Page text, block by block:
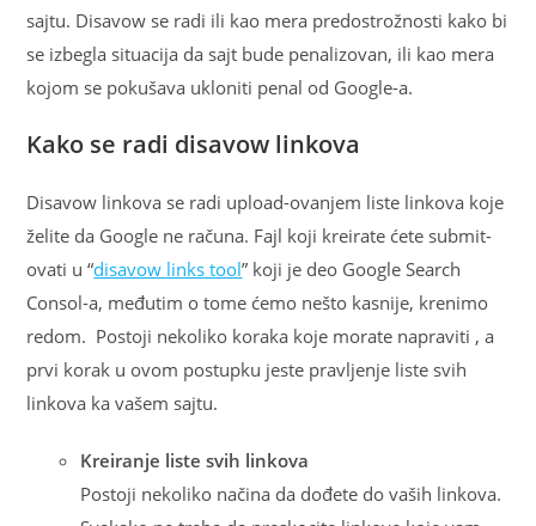
sajtu. Disavow se radi ili kao mera predostrožnosti kako bi
se izbegla situacija da sajt bude penalizovan, ili kao mera
kojom se pokušava ukloniti penal od Google-a.
Kako se radi disavow linkova
Disavow linkova se radi upload-ovanjem liste linkova koje
želite da Google ne računa. Fajl koji kreirate ćete submit-
ovati u “disavow links tool” koji je deo Google Search
Consol-a, međutim o tome ćemo nešto kasnije, krenimo
redom. Postoji nekoliko koraka koje morate napraviti , a
prvi korak u ovom postupku jeste pravljenje liste svih
linkova ka vašem sajtu.
Kreiranje liste svih linkova
Postoji nekoliko načina da dođete do vaših linkova.